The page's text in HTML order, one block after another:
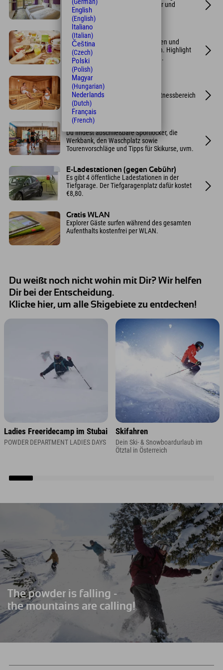
Safe, Sitzbank im Panoramafenster und
gemütlichem Doppelbett.
Frühstücksbuffet
Wähle aus 70 frischen, hochwertigen und
überwiegend regionalen Produkten. Highlight
ist die Do-it-yourself Eierbratstation.
Sport Spa
Mit Finnischer Sauna, Dampfbad,
Infrarotkabine, Ruheraum sowie Fitnessbereich
mit Kraft- und Cardiogeräten.
Bike und Ski Area
Du findest abschließbare Sportlocker, die
Werkbank, den Waschplatz sowie
Tourenvorschläge und Tipps für Skikurse, uvm.
E-Ladestationen (gegen Gebühr)
Es gibt 4 öffentliche Ladestationen in der
Tiefgarage. Der Tiefgaragenplatz dafür kostet
€8,80.
Gratis WLAN
Explorer Gäste surfen während des gesamten
Aufenthalts kostenfrei per WLAN.
Du weißt noch nicht wohin mit Dir? Wir helfen
Dir bei der Entscheidung.
Klicke hier, um alle Skigebiete zu entdecken!
Ladies Freeridecamp im Stubai
POWDER DEPARTMENT LADIES DAYS
Skifahren
Dein Ski- & Snowboardurlaub im
Ötztal in Österreich
The powder is falling -
the mountains are calling!
English
(English)
Italiano
(Italian)
Čeština
(Czech)
Polski
(Polish)
Magyar
(Hungarian)
Nederlands
(Dutch)
Français
(French)